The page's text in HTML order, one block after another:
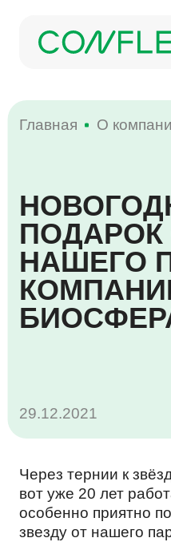
ИСТОРИЯ
НОВОСТИ
ОТЗЫВЫ
ПРОДУКЦИЯ
НАПИТКИ
КОНТАКТЫ
Главная О
ПОДАРОК
НАШЕГО
29.12.2021
Через тернии к
вот уже 20 лет
особенно приятно
звезду от нашего